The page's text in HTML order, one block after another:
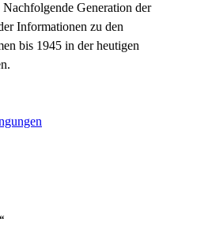
Generation der
Informationen zu den
bis 1945 in der heutigen